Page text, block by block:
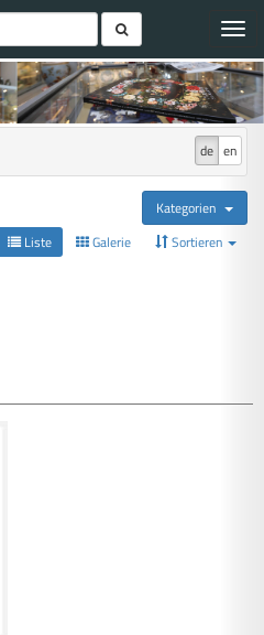
de en
Kategorien
Liste Galerie Sortieren